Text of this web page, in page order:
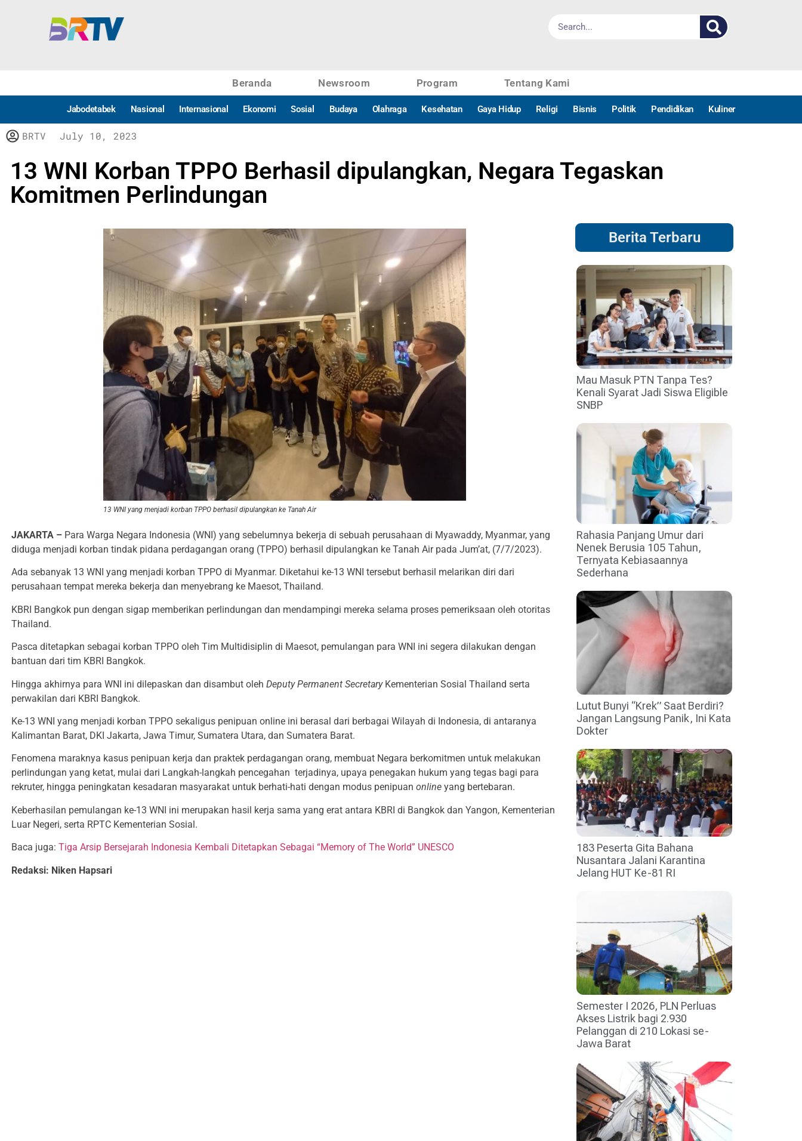
Beranda Newsroom Program Tentang Kami
Jabodetabek Nasional Internasional Ekonomi Sosial Budaya Olahraga Kesehatan Gaya Hidup Religi Bisnis Politik Pendidikan Kuliner
BRTV July 10, 2023
13 WNI Korban TPPO Berhasil dipulangkan, Negara Tegaskan
Komitmen Perlindungan
13 WNI yang menjadi korban TPPO berhasil dipulangkan ke Tanah Air
JAKARTA – Para Warga Negara Indonesia (WNI) yang sebelumnya bekerja di sebuah perusahaan di Myawaddy, Myanmar, yang
diduga menjadi korban tindak pidana perdagangan orang (TPPO) berhasil dipulangkan ke Tanah Air pada Jum’at, (7/7/2023).
Ada sebanyak 13 WNI yang menjadi korban TPPO di Myanmar. Diketahui ke-13 WNI tersebut berhasil melarikan diri dari
perusahaan tempat mereka bekerja dan menyebrang ke Maesot, Thailand.
KBRI Bangkok pun dengan sigap memberikan perlindungan dan mendampingi mereka selama proses pemeriksaan oleh otoritas
Thailand.
Pasca ditetapkan sebagai korban TPPO oleh Tim Multidisiplin di Maesot, pemulangan para WNI ini segera dilakukan dengan
bantuan dari tim KBRI Bangkok.
Hingga akhirnya para WNI ini dilepaskan dan disambut oleh Deputy Permanent Secretary Kementerian Sosial Thailand serta
perwakilan dari KBRI Bangkok.
Ke-13 WNI yang menjadi korban TPPO sekaligus penipuan online ini berasal dari berbagai Wilayah di Indonesia, di antaranya
Kalimantan Barat, DKI Jakarta, Jawa Timur, Sumatera Utara, dan Sumatera Barat.
Fenomena maraknya kasus penipuan kerja dan praktek perdagangan orang, membuat Negara berkomitmen untuk melakukan
perlindungan yang ketat, mulai dari Langkah-langkah pencegahan terjadinya, upaya penegakan hukum yang tegas bagi para
rekruter, hingga peningkatan kesadaran masyarakat untuk berhati-hati dengan modus penipuan online yang bertebaran.
Keberhasilan pemulangan ke-13 WNI ini merupakan hasil kerja sama yang erat antara KBRI di Bangkok dan Yangon, Kementerian
Luar Negeri, serta RPTC Kementerian Sosial.
Baca juga: Tiga Arsip Bersejarah Indonesia Kembali Ditetapkan Sebagai “Memory of The World” UNESCO
Redaksi: Niken Hapsari
Berita Terbaru
Mau Masuk PTN Tanpa Tes?
Kenali Syarat Jadi Siswa Eligible
SNBP
Rahasia Panjang Umur dari
Nenek Berusia 105 Tahun,
Ternyata Kebiasaannya
Sederhana
Lutut Bunyi “Krek” Saat Berdiri?
Jangan Langsung Panik, Ini Kata
Dokter
183 Peserta Gita Bahana
Nusantara Jalani Karantina
Jelang HUT Ke-81 RI
Semester I 2026, PLN Perluas
Akses Listrik bagi 2.930
Pelanggan di 210 Lokasi se-
Jawa Barat